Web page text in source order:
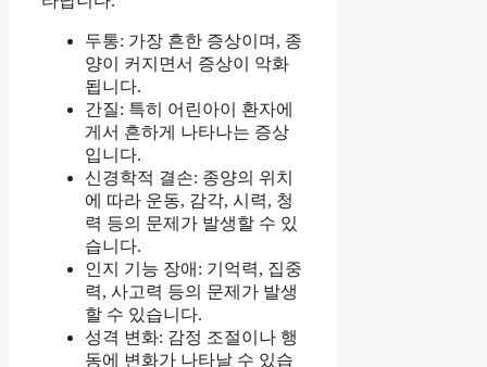
두통: 가장 흔한 증상이며, 종
양이 커지면서 증상이 악화
됩니다.
간질: 특히 어린아이 환자에
게서 흔하게 나타나는 증상
입니다.
신경학적 결손: 종양의 위치
에 따라 운동, 감각, 시력, 청
력 등의 문제가 발생할 수 있
습니다.
인지 기능 장애: 기억력, 집중
력, 사고력 등의 문제가 발생
할 수 있습니다.
성격 변화: 감정 조절이나 행
동에 변화가 나타날 수 있습